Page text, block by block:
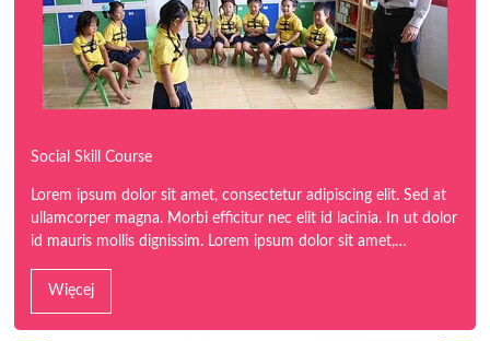
Social Skill Course
Lorem ipsum dolor sit amet, consectetur adipiscing elit. Sed at
ullamcorper magna. Morbi efficitur nec elit id lacinia. In ut dolor
id mauris mollis dignissim. Lorem ipsum dolor sit amet,…
Więcej